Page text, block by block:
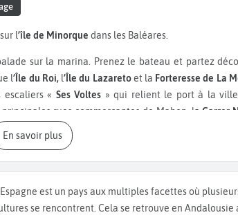
l’île de Minorque dans les Baléares.
sur la marina. Prenez le bateau et partez
l’Île du Roi,l’Île du Lazaretoet la Forteresse de La
« Ses Voltes » qui relient le port à la
rues commerçantes de Mahon, la Carrer
, où se trouvent l’
la ville. À quelques pas de ces rues, traversez la
, un ancien médecin mondialement connu
l’un des plus anciens toujours en activité en Europe.
Es Freginal, laPlaça Bastióou encore l'Esplanada,
En savoir plus
est un pays aux multiples facettes où
se rencontrent. Cela se retrouve en Andalousie